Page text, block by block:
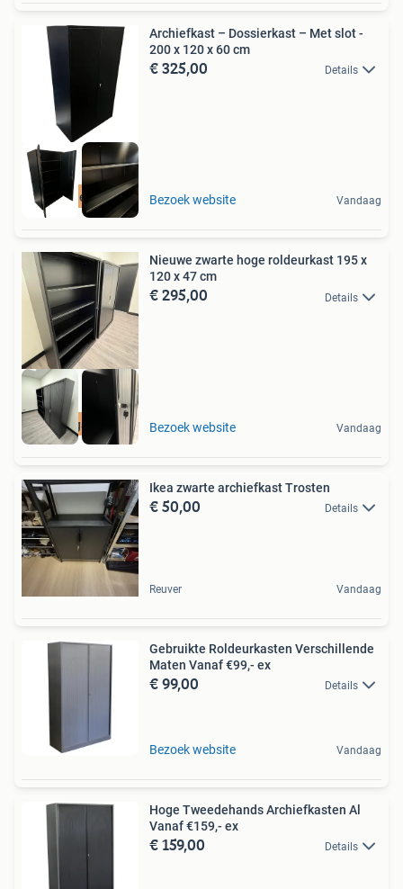
Gratis levering
Archiefkast – Dossierkast – Met slot -
200 x 120 x 60 cm
€ 325,00 Details
Bezoek website Vandaag
5 jaar garantie
Nieuwe zwarte hoge roldeurkast 195 x
120 x 47 cm
€ 295,00 Details
Bezoek website Vandaag
Ikea zwarte archiefkast Trosten
€ 50,00 Details
Reuver Vandaag
Gebruikte Roldeurkasten Verschillende
Maten Vanaf €99,- ex
€ 99,00 Details
Bezoek website Vandaag
Hoge Tweedehands Archiefkasten Al
Vanaf €159,- ex
€ 159,00 Details